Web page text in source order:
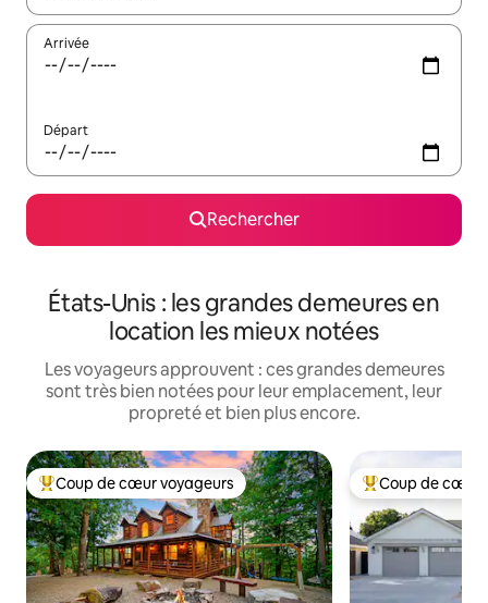
Arrivée
Départ
Rechercher
États-Unis : les grandes demeures en
location les mieux notées
Les voyageurs approuvent : ces grandes demeures
sont très bien notées pour leur emplacement, leur
propreté et bien plus encore.
Coups de cœur voyageurs les plus appréciés
Coup de cœur voyageurs Coups de cœur
Coup de cœur